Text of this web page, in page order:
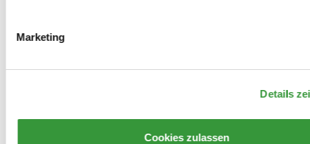
Marketing
Details
Cookies zulassen
Impossible Music: Brechtnacht